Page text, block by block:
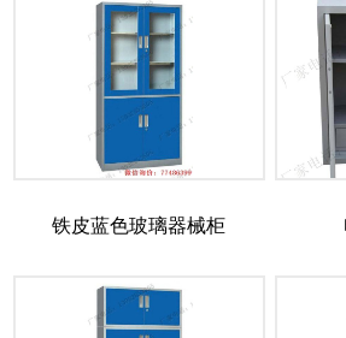
铁皮蓝色玻璃器械柜